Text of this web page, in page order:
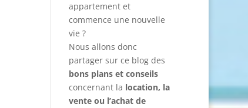
appartement et
commence une nouvelle
vie ?
Nous allons donc
partager sur ce blog des
bons plans et conseils
concernant la location, la
vente ou l’achat de